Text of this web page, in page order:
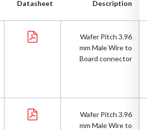
Description
Datasheet Description
Datasheet
Wafer Pitch 3.96
mm Male Wire to
Board connector
Wafer Pitch 3.96
mm Male Wire to